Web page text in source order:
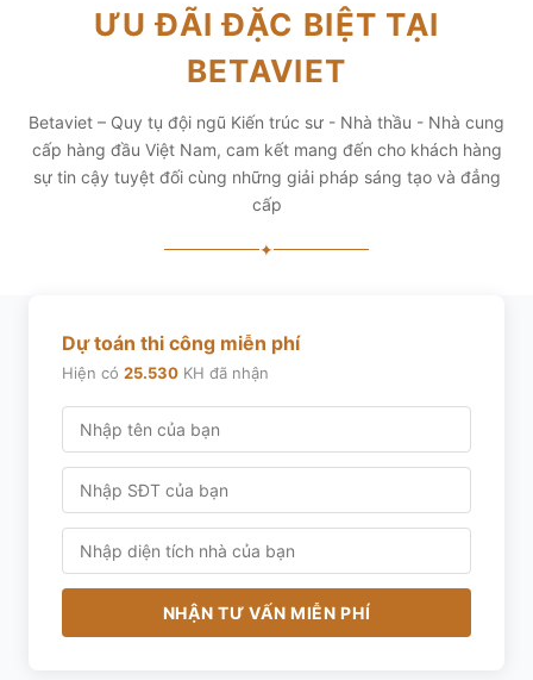
ƯU ĐÃI ĐẶC BIỆT TẠI
BETAVIET
Betaviet – Quy tụ đội ngũ Kiến trúc sư - Nhà thầu - Nhà cung
cấp hàng đầu Việt Nam, cam kết mang đến cho khách hàng
sự tin cậy tuyệt đối cùng những giải pháp sáng tạo và đẳng
cấp
✦
Dự toán thi công miễn phí
Hiện có 25.530 KH đã nhận
NHẬN TƯ VẤN MIỄN PHÍ